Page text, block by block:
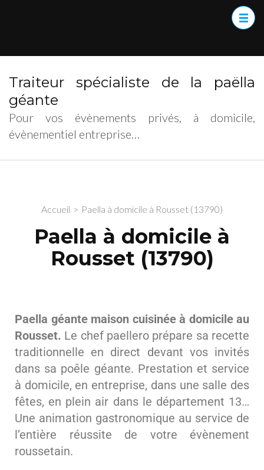
Traiteur spécialiste de la paëlla
géante
Pour vos évènements privés, à domicile,
évènementiel entreprise…
Accueil > Paella à domicile à Rousset (13790)
Paella à domicile à
Rousset (13790)
Paella géante maison cuisinée à domicile au
Rousset. Le chef paellero prépare sa recette
traditionnelle en direct devant vos invités
dans sa poêle géante. Prestation et service
à domicile, en entreprise, dans une salle des
fêtes, en plein air dans le département 13…
Une animation gastronomique au service de
l’entière réussite de votre évènement
roussetain.